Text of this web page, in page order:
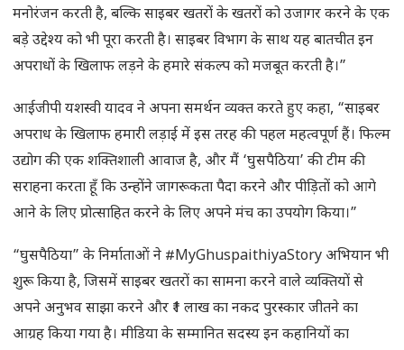
मनोरंजन करती है, बल्कि साइबर खतरों के खतरों को उजागर करने के एक
बड़े उद्देश्य को भी पूरा करती है। साइबर विभाग के साथ यह बातचीत इन
अपराधों के खिलाफ लड़ने के हमारे संकल्प को मजबूत करती है।”
आईजीपी यशस्वी यादव ने अपना समर्थन व्यक्त करते हुए कहा, “साइबर
अपराध के खिलाफ हमारी लड़ाई में इस तरह की पहल महत्वपूर्ण हैं। फिल्म
उद्योग की एक शक्तिशाली आवाज है, और मैं ‘घुसपैठिया’ की टीम की
सराहना करता हूँ कि उन्होंने जागरूकता पैदा करने और पीड़ितों को आगे
आने के लिए प्रोत्साहित करने के लिए अपने मंच का उपयोग किया।”
“घुसपैठिया” के निर्माताओं ने #MyGhuspaithiyaStory अभियान भी
शुरू किया है, जिसमें साइबर खतरों का सामना करने वाले व्यक्तियों से
अपने अनुभव साझा करने और ₹1 लाख का नकद पुरस्कार जीतने का
आग्रह किया गया है। मीडिया के सम्मानित सदस्य इन कहानियों का